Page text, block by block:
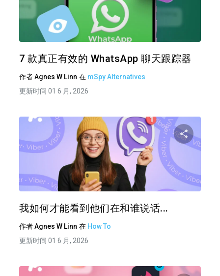
7 款真正有效的 WhatsApp 聊天跟踪器
作者Agnes W Linn 在 mSpy Alternatives
更新时间 01 6 月, 2026
我如何才能看到他们在和谁说话...
作者Agnes W Linn 在 How To
更新时间 01 6 月, 2026